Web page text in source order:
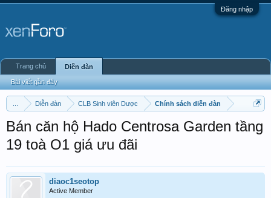
Đăng nhập
Diễn đàn CLB Sinh viên Dược Chính sách diễn đàn
Bán căn hộ Hado Centrosa Garden tầng
19 toà O1 giá ưu đãi
diaoc1seotop
Active Member
Trang chủ Diễn đàn
Bài viết gần đây